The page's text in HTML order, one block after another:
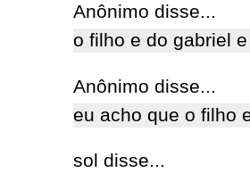
Anônimo disse...
o filho e do gabriel
Anônimo disse...
eu acho que o filho
sol disse...